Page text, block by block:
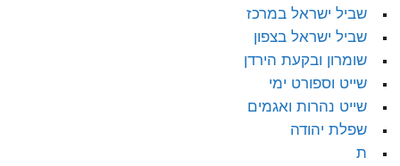
שביל ישראל במרכז
שביל ישראל בצפון
שומרון ובקעת הירדן
שייט וספורט ימי
שייט נהרות ואגמים
שפלת יהודה
ת